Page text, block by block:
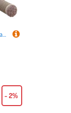
Kerbl Pet Kletterwand Monte Alpi für Katzen - Set aus 4 Teilen
- 2%